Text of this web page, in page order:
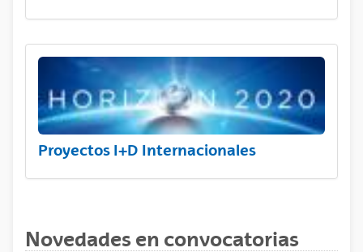
Proyectos I+D Internacionales
Novedades en convocatorias